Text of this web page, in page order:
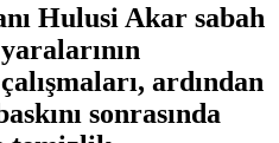
Hulusi Akar sabah
ardından
sonrasında